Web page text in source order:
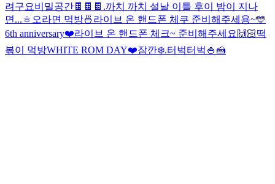
려구요비밀공간 🍫🍫🍫 .까치 까치 설날 이틀 후이 밤이 지나
면...ㅎ 오라면 먹방🍜 라이브 온 핸드폰 체쿠 준비해주세용~🩵
6th anniversary❤️라이브 온 핸드폰 체크~ 준비해주세요 🙌🏻떡
볶이 먹방WHITE ROM DAY❤️잠깐❄️.터벅터벅 🍚🍰